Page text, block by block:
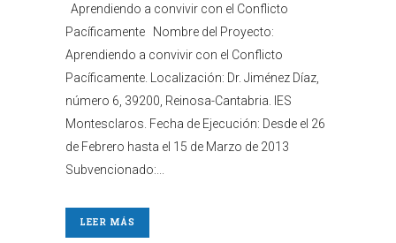
Aprendiendo a convivir con el Conflicto
Pacíficamente Nombre del Proyecto:
Aprendiendo a convivir con el Conflicto
Pacíficamente. Localización: Dr. Jiménez Díaz,
número 6, 39200, Reinosa-Cantabria. IES
Montesclaros. Fecha de Ejecución: Desde el 26
de Febrero hasta el 15 de Marzo de 2013
Subvencionado:...
LEER MÁS